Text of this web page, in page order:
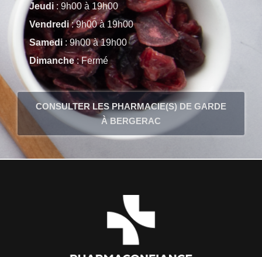
Jeudi: 9h00 à 19h00
Vendredi: 9h00 à 19h00
Samedi : 9h00 à 19h00
Dimanche: Fermé
CONSULTER LES PHARMACIE(S) DE GARDE
À BERGERAC